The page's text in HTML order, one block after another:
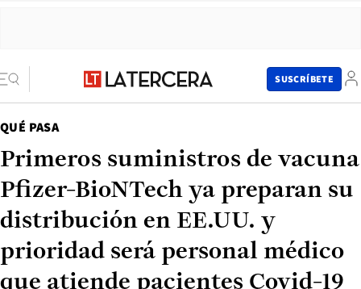
SUSCRÍBETE
QUÉ PASA
Primeros suministros de vacuna
Pfizer-BioNTech ya preparan su
distribución en EE.UU. y
prioridad será personal médico
que atiende pacientes Covid-19